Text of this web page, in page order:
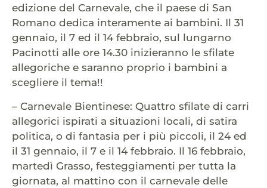
edizione del Carnevale, che il paese di San
Romano dedica interamente ai bambini. Il 31
gennaio, il 7 ed il 14 febbraio, sul lungarno
Pacinotti alle ore 14.30 inizieranno le sfilate
allegoriche e saranno proprio i bambini a
scegliere il tema!!
– Carnevale Bientinese: Quattro sfilate di carri
allegorici ispirati a situazioni locali, di satira
politica, o di fantasia per i più piccoli, il 24 ed
il 31 gennaio, il 7 e il 14 febbraio. Il 16 febbraio,
martedì Grasso, festeggiamenti per tutta la
giornata, al mattino con il carnevale delle